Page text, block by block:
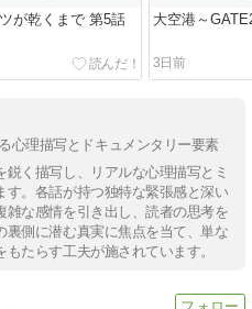
ツが乾くまで 第5話 大空港～
3日前
心理描写とドキュメンタリー要素
く描写し、リアルな心理描写とミ
す。各話が持つ独特な緊張感と深い
雑な感情を引き出し、読者の思考を
側に潜む真実に焦点を当て、単な
たらす工夫が施されています。